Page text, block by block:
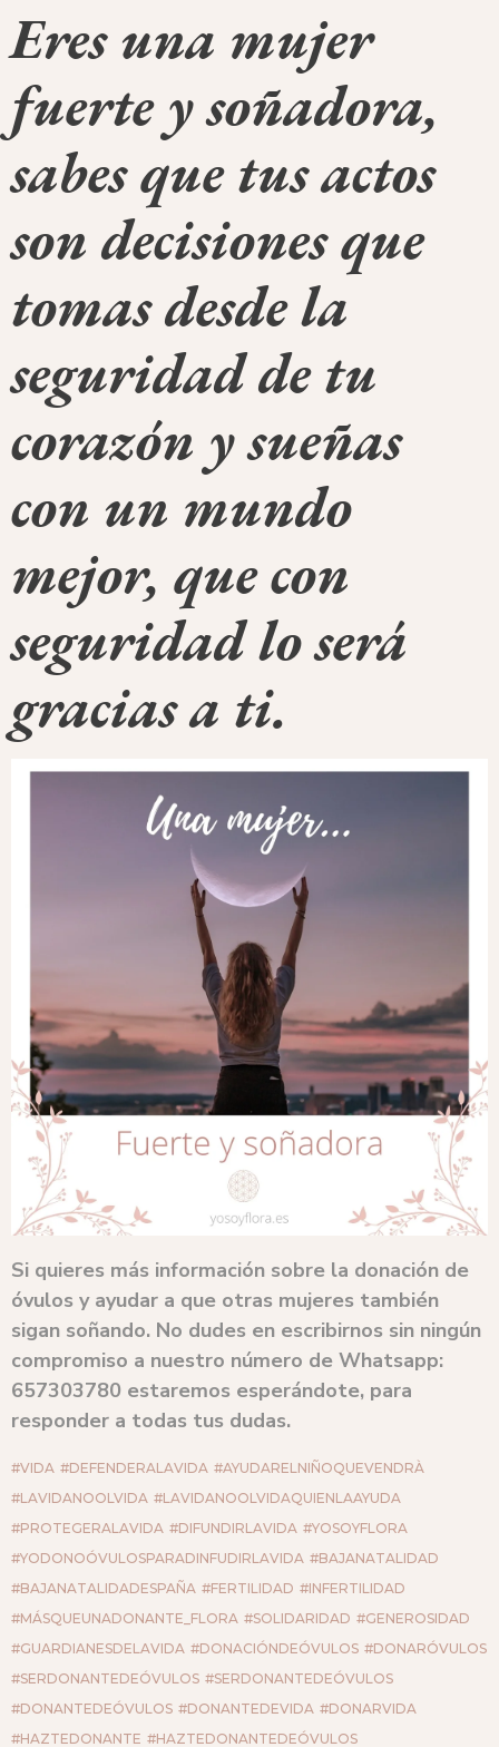
Eres una mujer
fuerte y soñadora,
sabes que tus actos
son decisiones que
tomas desde la
seguridad de tu
corazón y sueñas
con un mundo
mejor, que con
seguridad lo será
gracias a ti.
Si quieres más información sobre la donación de
óvulos y ayudar a que otras mujeres también
sigan soñando. No dudes en escribirnos sin ningún
compromiso a nuestro número de Whatsapp:
657303780 estaremos esperándote, para
responder a todas tus dudas.
#VIDA #DEFENDERALAVIDA #AYUDARELNIÑOQUEVENDRÀ
#LAVIDANOOLVIDA #LAVIDANOOLVIDAQUIENLAAYUDA
#PROTEGERALAVIDA #DIFUNDIRLAVIDA #YOSOYFLORA
#YODONOÓVULOSPARADINFUDIRLAVIDA #BAJANATALIDAD
#BAJANATALIDADESPAÑA #FERTILIDAD #INFERTILIDAD
#MÁSQUEUNADONANTE_FLORA #SOLIDARIDAD #GENEROSIDAD
#GUARDIANESDELAVIDA #DONACIÓNDEÓVULOS #DONARÓVULOS
#SERDONANTEDEÓVULOS #SERDONANTEDEÓVULOS
#DONANTEDEÓVULOS #DONANTEDEVIDA #DONARVIDA
#HAZTEDONANTE #HAZTEDONANTEDEÓVULOS